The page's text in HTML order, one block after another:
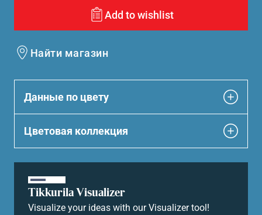
Add to wishlist
Найти магазин
Данные по цвету
Цветовая коллекция
Tikkurila Visualizer
Visualize your ideas with our Visualizer tool!